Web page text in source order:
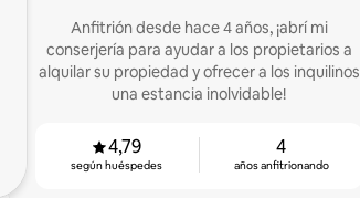
Anfitrión desde hace 4 años, ¡abrí mi
conserjería para ayudar a los propietarios a
alquilar su propiedad y ofrecer a los inquilinos
una estancia inolvidable!
4,79
según huéspedes
4
años anfitrionando